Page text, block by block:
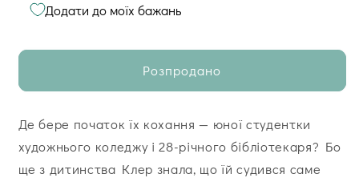
Додати до моїх бажань
Розпродано
Де бере початок їх кохання — юної студентки
художнього коледжу і 28-річного бібліотекаря? Бо
ще з дитинства Клер знала, що їй судився саме